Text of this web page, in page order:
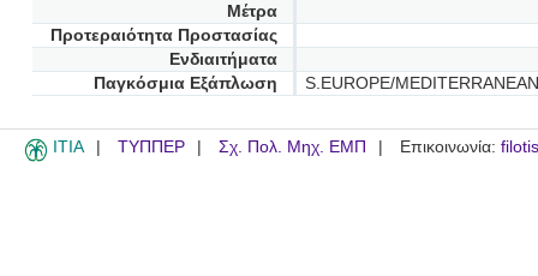
Μέτρα
Προτεραιότητα Προστασίας
Ενδιαιτήματα
Παγκόσμια Εξάπλωση
S.EUROPE/
ITIA ΤΥΠΠΕΡ Σχ. Πολ. Μηχ. ΕΜΠ Επικοινωνία: